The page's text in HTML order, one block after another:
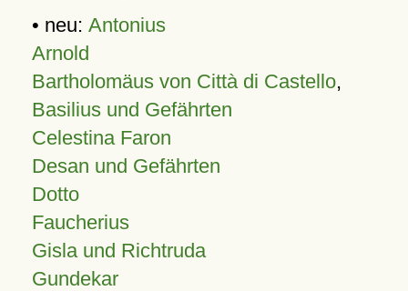
• neu: Antonius
Arnold
Bartholomäus von Città di Castello,
Basilius und Gefährten
Celestina Faron
Desan und Gefährten
Dotto
Faucherius
Gisla und Richtruda
Gundekar